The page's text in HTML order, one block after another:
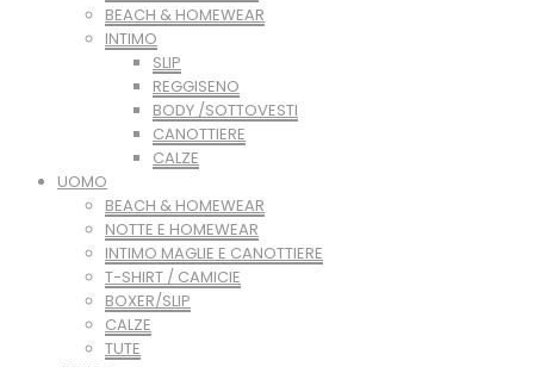
BEACH & HOMEWEAR
INTIMO
SLIP
REGGISENO
BODY /SOTTOVESTI
CANOTTIERE
CALZE
UOMO
BEACH & HOMEWEAR
NOTTE E HOMEWEAR
INTIMO MAGLIE E CANOTTIERE
T-SHIRT / CAMICIE
BOXER/SLIP
CALZE
TUTE